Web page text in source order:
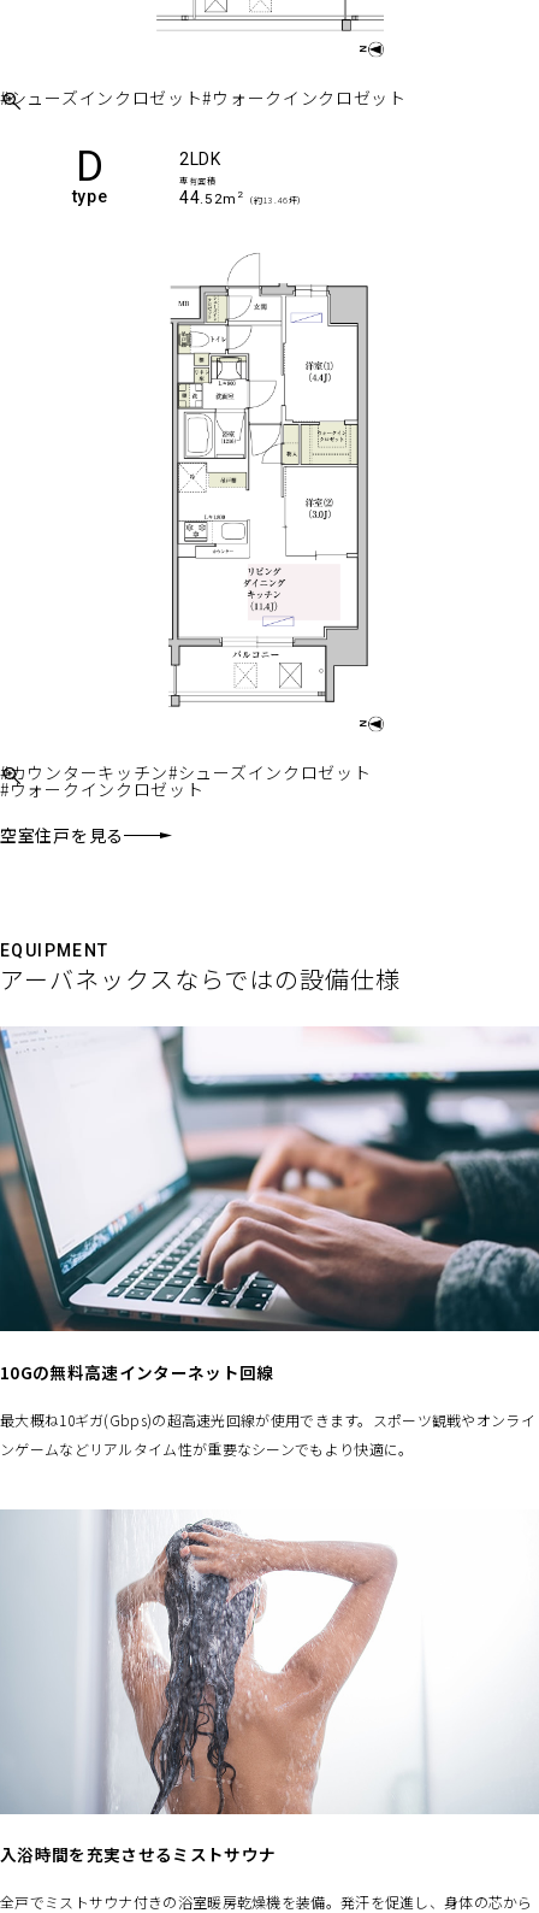
#シューズインクロゼット#ウォークインクロゼット
D
type
2LDK
専有面積
44 .52m 2 （約13.46坪）
#カウンターキッチン#シューズインクロゼット
#ウォークインクロゼット
空室住戸を見る
EQUIPMENT
アーバネックスならではの設備仕様
10Gの無料高速インターネット回線
最大概ね10ギガ(Gbps)の超高速光回線が使用できます。スポーツ観戦やオンライ
ンゲームなどリアルタイム性が重要なシーンでもより快適に。
入浴時間を充実させるミストサウナ
全戸でミストサウナ付きの浴室暖房乾燥機を装備。発汗を促進し、身体の芯から